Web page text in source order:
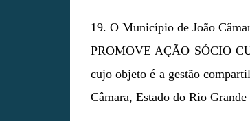
19. O Município de João
PROMOVE AÇÃO SÓCIO
cujo objeto é a gestão
Câmara, Estado do Rio